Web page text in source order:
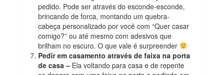
pedido. Pode ser através do esconde-esconde,
brincando de forca, montando um quebra-
cabeça personalizado por você com “Quer casar
comigo?” ou até mesmo com adesivos que
brilham no escuro. O que vale é surpreender
Pedir em casamento através de faixa na porta
de casa – Ela voltando para casa e de repente